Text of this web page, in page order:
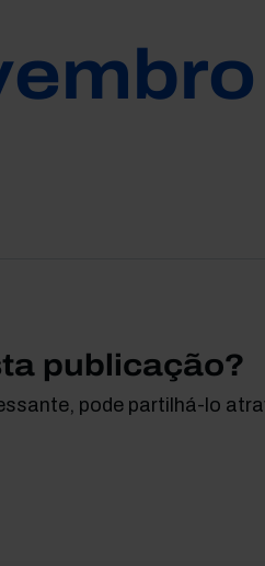
publicação?
pode partilhá-lo